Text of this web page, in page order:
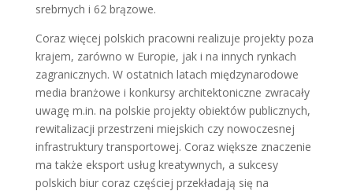
srebrnych i 62 brązowe.
Coraz więcej polskich pracowni realizuje projekty poza
krajem, zarówno w Europie, jak i na innych rynkach
zagranicznych. W ostatnich latach międzynarodowe
media branżowe i konkursy architektoniczne zwracały
uwagę m.in. na polskie projekty obiektów publicznych,
rewitalizacji przestrzeni miejskich czy nowoczesnej
infrastruktury transportowej. Coraz większe znaczenie
ma także eksport usług kreatywnych, a sukcesy
polskich biur coraz częściej przekładają się na